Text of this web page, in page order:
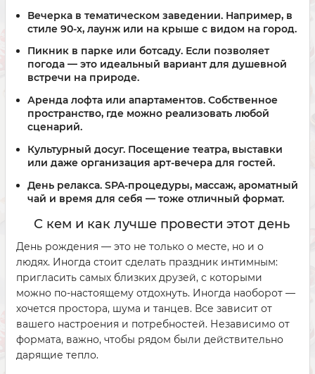
Вечерка в тематическом заведении. Например, в
стиле 90-х, лаунж или на крыше с видом на город.
Пикник в парке или ботсаду. Если позволяет
погода — это идеальный вариант для душевной
встречи на природе.
Аренда лофта или апартаментов. Собственное
пространство, где можно реализовать любой
сценарий.
Культурный досуг. Посещение театра, выставки
или даже организация арт-вечера для гостей.
День релакса. SPA-процедуры, массаж, ароматный
чай и время для себя — тоже отличный формат.
С кем и как лучше провести этот день
День рождения — это не только о месте, но и о
людях. Иногда стоит сделать праздник интимным:
пригласить самых близких друзей, с которыми
можно по-настоящему отдохнуть. Иногда наоборот —
хочется простора, шума и танцев. Все зависит от
вашего настроения и потребностей. Независимо от
формата, важно, чтобы рядом были действительно
дарящие тепло.